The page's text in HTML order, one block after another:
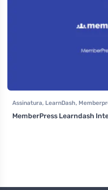
Assinatura, LearnDash,
MemberPress Learndash